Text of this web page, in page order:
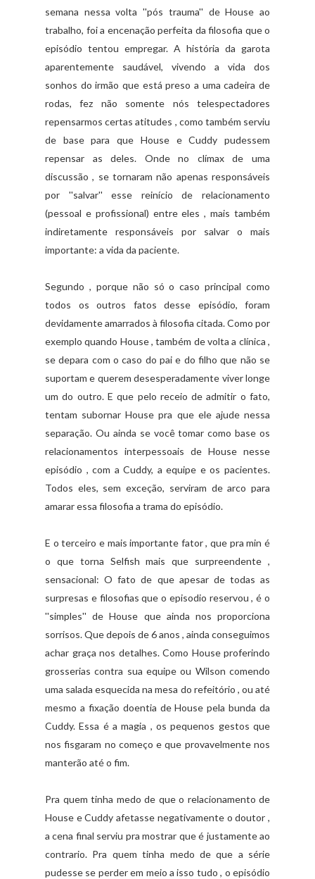
semana nessa volta ''pós trauma'' de House ao
trabalho, foi a encenação perfeita da filosofia que o
episódio tentou empregar. A história da garota
aparentemente saudável, vivendo a vida dos
sonhos do irmão que está preso a uma cadeira de
rodas, fez não somente nós telespectadores
repensarmos certas atitudes , como também serviu
de base para que House e Cuddy pudessem
repensar as deles. Onde no clímax de uma
discussão , se tornaram não apenas responsáveis
por ''salvar'' esse reinício de relacionamento
(pessoal e profissional) entre eles , mais também
indiretamente responsáveis por salvar o mais
importante: a vida da paciente.
Segundo , porque não só o caso principal como
todos os outros fatos desse episódio, foram
devidamente amarrados à filosofia citada. Como por
exemplo quando House , também de volta a clínica ,
se depara com o caso do pai e do filho que não se
suportam e querem desesperadamente viver longe
um do outro. E que pelo receio de admitir o fato,
tentam subornar House pra que ele ajude nessa
separação. Ou ainda se você tomar como base os
relacionamentos interpessoais de House nesse
episódio , com a Cuddy, a equipe e os pacientes.
Todos eles, sem exceção, serviram de arco para
amarar essa filosofia a trama do episódio.
E o terceiro e mais importante fator , que pra min é
o que torna Selfish mais que surpreendente ,
sensacional: O fato de que apesar de todas as
surpresas e filosofias que o episodio reservou , é o
''simples'' de House que ainda nos proporciona
sorrisos. Que depois de 6 anos , ainda conseguimos
achar graça nos detalhes. Como House proferindo
grosserias contra sua equipe ou Wilson comendo
uma salada esquecida na mesa do refeitório , ou até
mesmo a fixação doentia de House pela bunda da
Cuddy. Essa é a magia , os pequenos gestos que
nos fisgaram no começo e que provavelmente nos
manterão até o fim.
Pra quem tinha medo de que o relacionamento de
House e Cuddy afetasse negativamente o doutor ,
a cena final serviu pra mostrar que é justamente ao
contrario. Pra quem tinha medo de que a série
pudesse se perder em meio a isso tudo , o episódio